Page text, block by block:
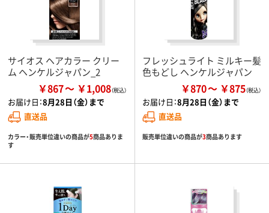
サイオス ヘアカラー クリー
ム ヘンケルジャパン_2
￥867 ￥1,008
お届け日：8月28日（金）まで
直送品
カラー・販売単位違いの商品が5商品ありま
す
フレッシュライト ミルキー髪
色もどし ヘンケルジャパン
￥870 ￥875
お届け日：8月28日（金）まで
直送品
販売単位違いの商品が3商品あります